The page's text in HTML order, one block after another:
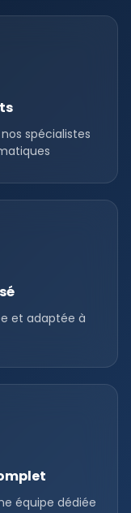
spécialistes
et adaptée à
équipe dédiée